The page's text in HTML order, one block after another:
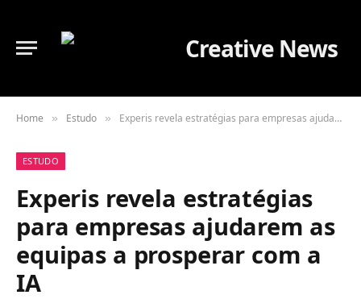
Home » Estudo » Experis revela estratégias para empresas ajudarem as equipas a prosperar com a IA
ESTUDO
Experis revela estratégias
para empresas ajudarem as
equipas a prosperar com a
IA